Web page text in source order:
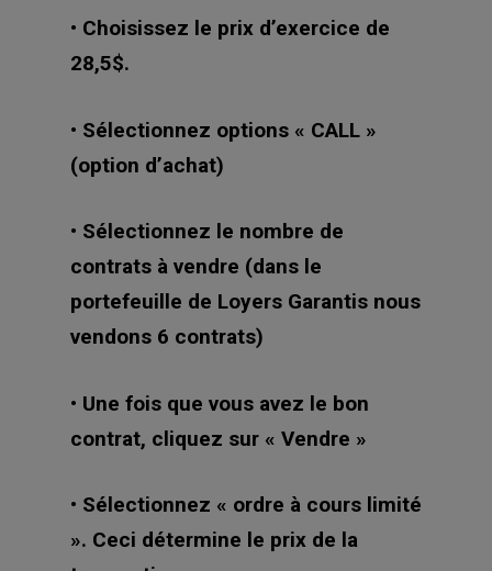
• Choisissez le prix d’exercice de
28,5$.
• Sélectionnez options « CALL »
(option d’achat)
• Sélectionnez le nombre de
contrats à vendre (dans le
portefeuille de Loyers Garantis nous
vendons 6 contrats)
• Une fois que vous avez le bon
contrat, cliquez sur « Vendre »
• Sélectionnez « ordre à cours limité
». Ceci détermine le prix de la